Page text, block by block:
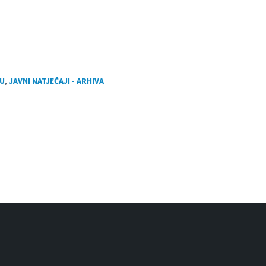
,JAVNI NATJEČAJI - ARHIVA